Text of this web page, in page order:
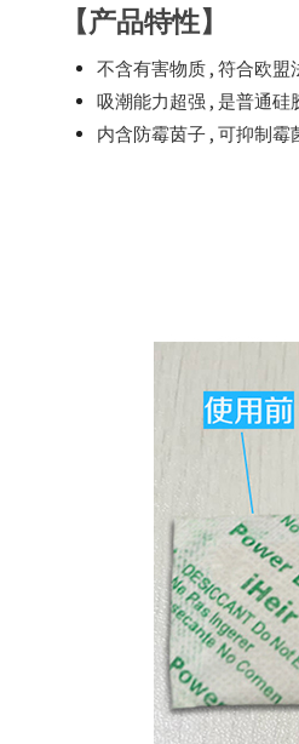
【产品特性】
不含有害物质 , 符合欧盟
吸潮能力超强 , 是普通硅
内含防霉茵子 , 可抑制霉